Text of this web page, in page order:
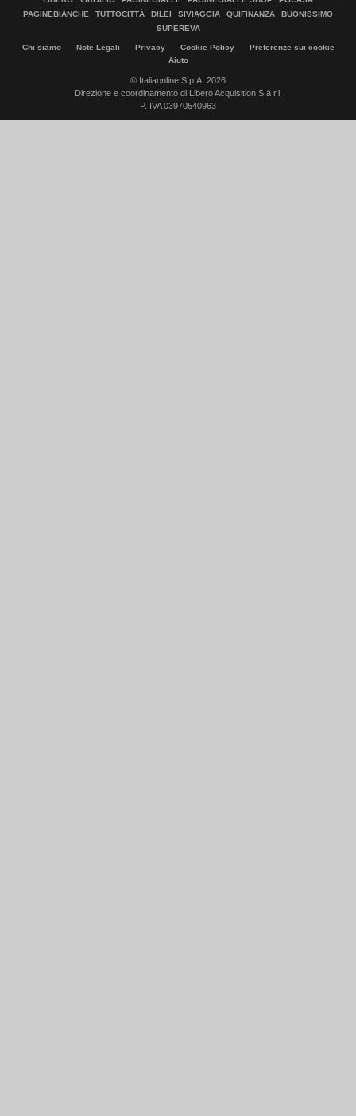
PAGINEBIANCHE
TUTTOCITTÀ DILEI SIVIAGGIA QUIFINANZA
BUONISSIMO
SUPEREVA
Chi siamo Note Legali Privacy Cookie Policy
Preferenze sui cookie
Aiuto
© Italiaonline S.p.A. 2026
Direzione e coordinamento di Libero Acquisition S.á r.l.
P. IVA 03970540963